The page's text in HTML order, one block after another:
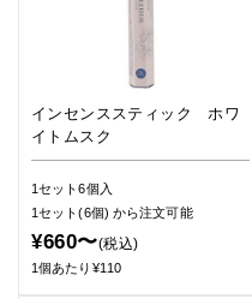
インセンススティック ホワ
イトムスク
1セット6個入
1セット(6個) から注文可能
¥660〜(税込)
1個あたり¥110